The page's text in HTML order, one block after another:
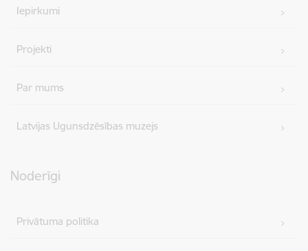
Iepirkumi
Projekti
Par mums
Latvijas Ugunsdzēsības muzejs
Noderīgi
Privātuma politika